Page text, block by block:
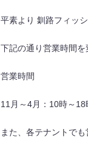
平素より 釧路フィッ
下記の通り営業時間を
営業時間
11月～4月：10時～18
また、各テナントで